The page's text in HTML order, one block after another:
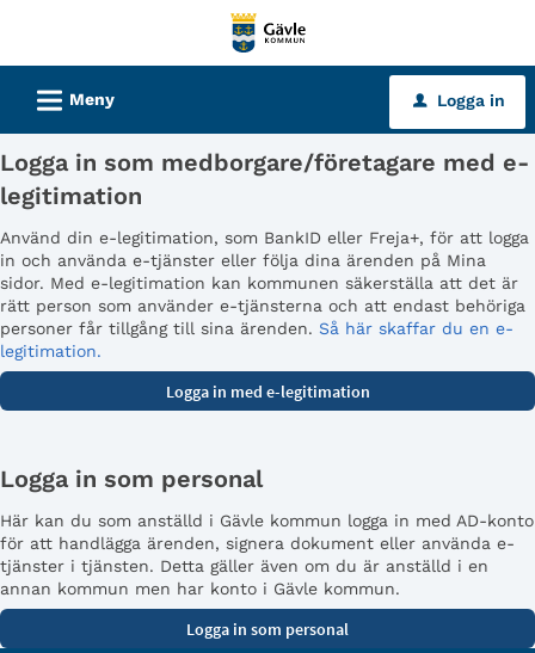
tjänster
Gävle
kommun
L Meny u Logga in
Logga in som medborgare/företagare med e-
legitimation
Använd din e-legitimation, som BankID eller Freja+, för att logga
in och använda e-tjänster eller följa dina ärenden på Mina
sidor. Med e-legitimation kan kommunen säkerställa att det är
rätt person som använder e-tjänsterna och att endast behöriga
personer får tillgång till sina ärenden. Så här skaffar du en e-
legitimation.
Logga in som personal
Här kan du som anställd i Gävle kommun logga in med AD-konto
för att handlägga ärenden, signera dokument eller använda e-
tjänster i tjänsten. Detta gäller även om du är anställd i en
annan kommun men har konto i Gävle kommun.